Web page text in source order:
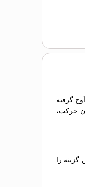
گرفته
حرکت،
را